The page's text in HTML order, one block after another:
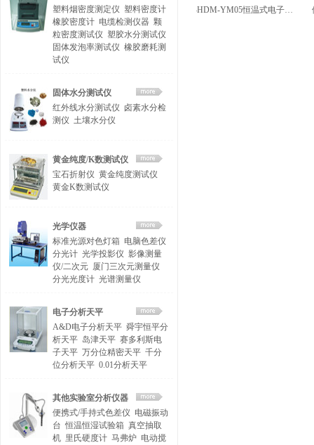
塑料烟密度测定仪 塑料密度计
橡胶密度计 电缆检测仪器 颗
粒密度测试仪 塑胶水分测试仪
固体发泡率测试仪 橡胶磨耗测
试仪
固体水分测试仪
红外线水分测试仪 卤素水分检
测仪 土壤水分仪
黄金纯度/K数测试仪
宝石折射仪 黄金纯度测试仪
黄金K数测试仪
光学仪器
标准光源对色灯箱 电脑色差仪
分光计 光学投影仪 影像测量
仪/二次元 厦门三次元测量仪
分光光度计 光谱测量仪
电子分析天平
A&D电子分析天平 舜宇恒平分
析天平 岛津天平 赛多利斯电
子天平 万分位精密天平 千分
位分析天平 0.01分析天平
其他实验室分析仪器
便携式/手持式色差仪 电磁振动
台 恒温恒湿试验箱 真空抽取
机 里氏硬度计 马弗炉 电动搅
便携式密度计/石油比重计DA-130DM 经济型橡胶塑料密度计MH-300A BHDM-YM05恒温式电子式液体密度计